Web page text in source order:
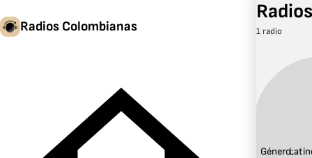
Radios Colombianas 1 radio
Género: